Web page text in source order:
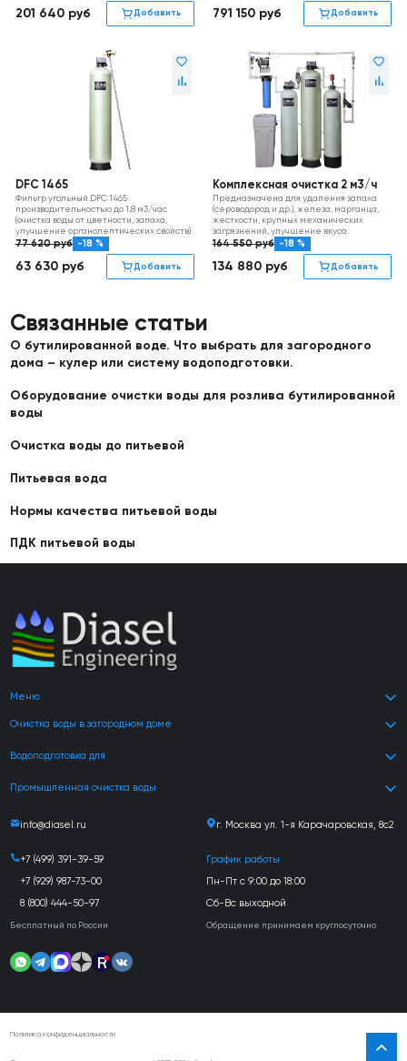
201 640 руб Добавить 791 150 руб Добавить
DFC 1465
Фильтр угольный DFC 1465
производительностью до 1,8 м3/час
(очистка воды от цветности, запаха,
улучшение органолептических свойств)
77 620руб -18 %
63 630 руб Добавить
Комплексная очистка 2 м3/ч
Предназначена для удаления запаха
(сероводород и др.), железа, марганца,
жесткости, крупных механических
загрязнений, улучшение вкуса.
164 550руб -18 %
134 880 руб Добавить
Связанные статьи
О бутилированной воде. Что выбрать для загородного
дома – кулер или систему водоподготовки.
Оборудование очистки воды для розлива бутилированной
воды
Очистка воды до питьевой
Питьевая вода
Нормы качества питьевой воды
ПДК питьевой воды
Меню
Очистка воды в загородном доме
Водоподготовка для
Промышленная очистка воды
info@diasel.ru г. Москва ул. 1-я Карачаровская, 8с2
+7 (499) 391-39-59
+7 (929) 987-73-00
8 (800) 444-50-97
Бесплатный по России
График работы
Пн-Пт с 9:00 до 18:00
Сб-Вс выходной
Обращение принимаем круглосуточно
Политика конфиденциальности